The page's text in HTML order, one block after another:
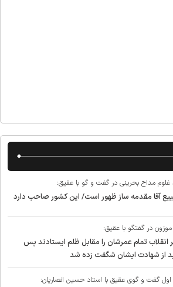
مداح بحرینی در گفت و گو با عقیق:
آقا مقدمه ساز ظهور است/ این کشور صاحب دارد
در گفتگو با عقیق:
تمام عمرشان را مقابل ظلم ایستادند پس
از شهادت ایشان شگفت زده شد
گفت و گوی عقیق با استاد حسین انصاریان: